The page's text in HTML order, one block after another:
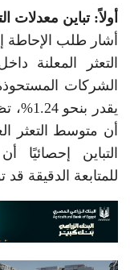
أولاً: تباين معدلات
أشار طلب
التعثر المعلنة
يقدر
التباين
للمتابعة الدقيقة قد